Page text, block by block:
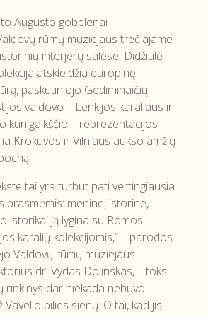
Augusto gobelenai
rūmų muziejaus trečiajame
interjerų salėse. Didžiulė
atskleidžia europinę
paskutiniojo Gediminaičių-
valdovo – Lenkijos karaliaus ir
kunigaikščio – reprezentacijos
Krokuvos ir Vilniaus aukso amžių
tai yra turbūt pati vertingiausia
prasmėmis: menine, istorine,
istorikai ją lygina su Romos
karalių kolekcijomis,“ – parodos
Valdovų rūmų muziejaus
dr. Vydas Dolinskas, – toks
rinkinys dar niekada nebuvo
pilies sienų. O tai, kad jis